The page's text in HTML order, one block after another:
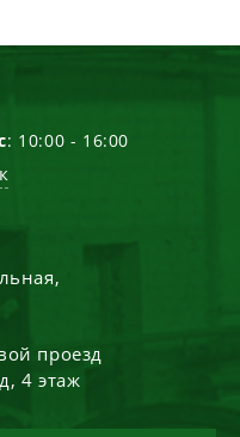
: 10:00 - 16:00
проезд
4 этаж